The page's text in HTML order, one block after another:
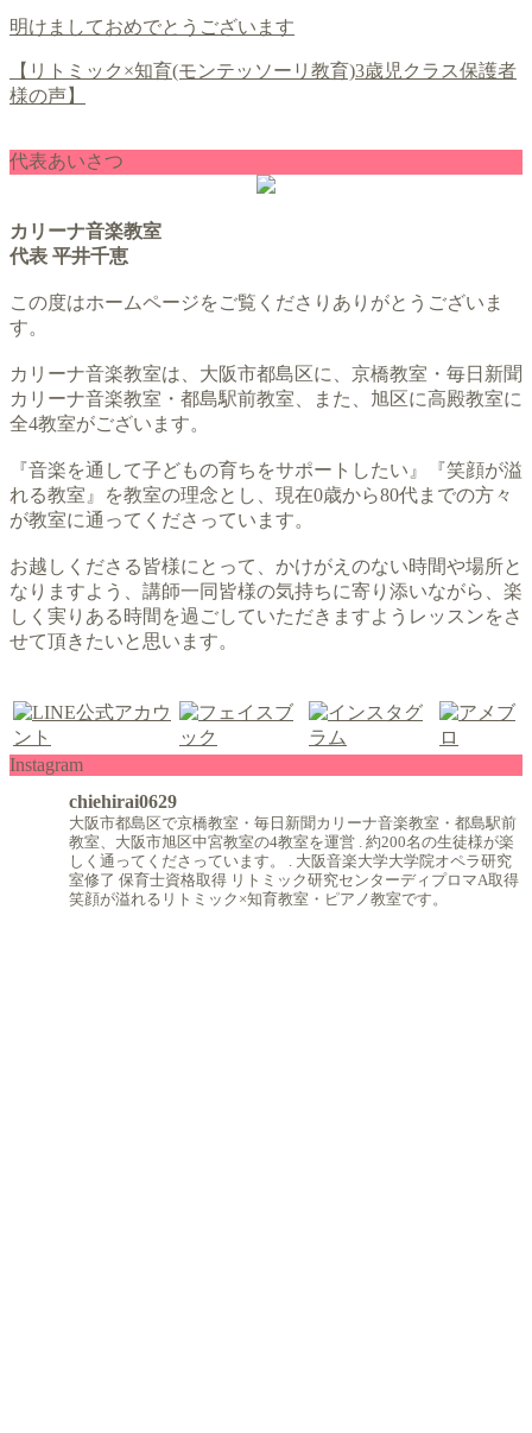
明けましておめでとうございます
【リトミック×知育(モンテッソーリ教育)3歳児クラス保護者
様の声】
代表あいさつ
カリーナ音楽教室
代表 平井千恵
この度はホームページをご覧くださりありがとうございま
す。
カリーナ音楽教室は、大阪市都島区に、京橋教室・毎日新聞
カリーナ音楽教室・都島駅前教室、また、旭区に高殿教室に
全4教室がございます。
『音楽を通して子どもの育ちをサポートしたい』『笑顔が溢
れる教室』を教室の理念とし、現在0歳から80代までの方々
が教室に通ってくださっています。
お越しくださる皆様にとって、かけがえのない時間や場所と
なりますよう、講師一同皆様の気持ちに寄り添いながら、楽
しく実りある時間を過ごしていただきますようレッスンをさ
せて頂きたいと思います。
Instagram
chiehirai0629
大阪市都島区で京橋教室・毎日新聞カリーナ音楽教室・都島駅前
教室、大阪市旭区中宮教室の4教室を運営 . 約200名の生徒様が楽
しく通ってくださっています。
. 大阪音楽大学大学院オペラ研究
室修了 保育士資格取得 リトミック研究センターディプロマA取得
笑顔が溢れるリトミック×知育教室・ピアノ教室です。